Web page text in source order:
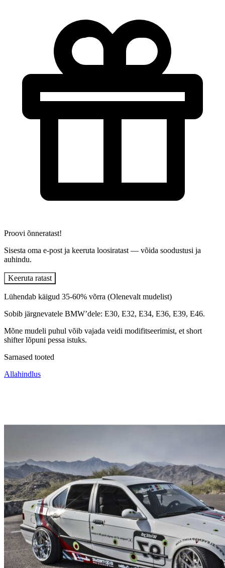
Proovi õnneratast!
Sisesta oma e-post ja keeruta loosiratast — võida soodustusi ja
auhindu.
Keeruta ratast
Lühendab käigud 35-60% võrra (Olenevalt mudelist)
Sobib järgnevatele BMW’dele: E30, E32, E34, E36, E39, E46.
Mõne mudeli puhul võib vajada veidi modifitseerimist, et short
shifter lõpuni pessa istuks.
Sarnased tooted
Allahindlus